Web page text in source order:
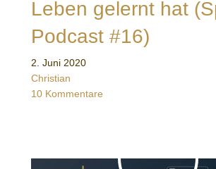
Leben gelernt hat
Podcast #16)
2. Juni 2020
Christian
10 Kommentare